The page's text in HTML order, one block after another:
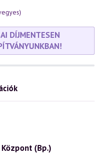
DÍJMENTESEN
(Bp.)